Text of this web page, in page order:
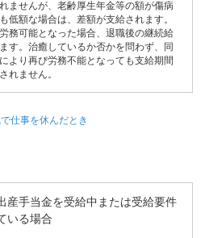
ませんが、老齢厚生年金等の額が傷病
低額な場合は、差額が支給されます。
務可能となった場合、退職後の継続給
す。治癒しているか否かを問わず、同
より再び労務不能となっても支給期間
れません。
仕事を休んだとき
産手当金を受給中または受給要件
いる場合